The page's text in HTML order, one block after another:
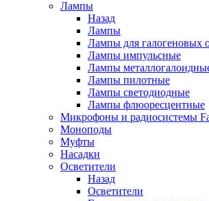
Лампы
Назад
Лампы
Лампы для галогеновых
Лампы импульсные
Лампы
Лампы пилотные
Лампы светодиодные
Лампы флюоресцентные
Микрофоны и радиосистемы
Моноподы
Муфты
Насадки
Осветители
Назад
Осветители